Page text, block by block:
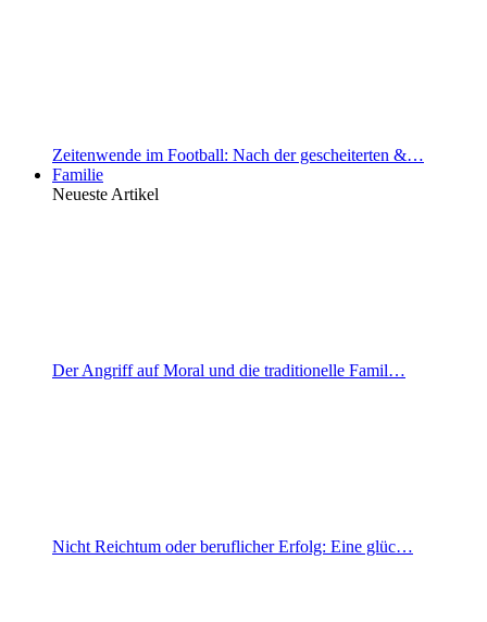
Zeitenwende im Football: Nach der gescheiterten &…
Familie
Neueste Artikel
Der Angriff auf Moral und die traditionelle Famil…
Nicht Reichtum oder beruflicher Erfolg: Eine glüc…